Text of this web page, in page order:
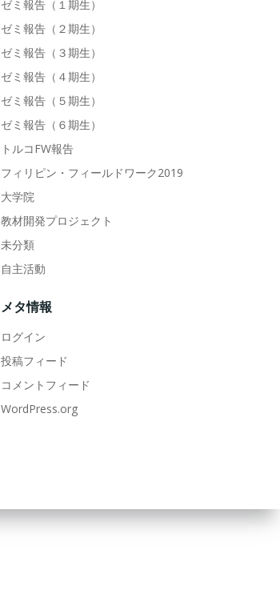
ゼミ報告（１期生）
ゼミ報告（２期生）
ゼミ報告（３期生）
ゼミ報告（４期生）
ゼミ報告（５期生）
ゼミ報告（６期生）
トルコFW報告
フィリピン・フィールドワーク2019
大学院
教材開発プロジェクト
未分類
自主活動
メタ情報
ログイン
投稿フィード
コメントフィード
WordPress.org